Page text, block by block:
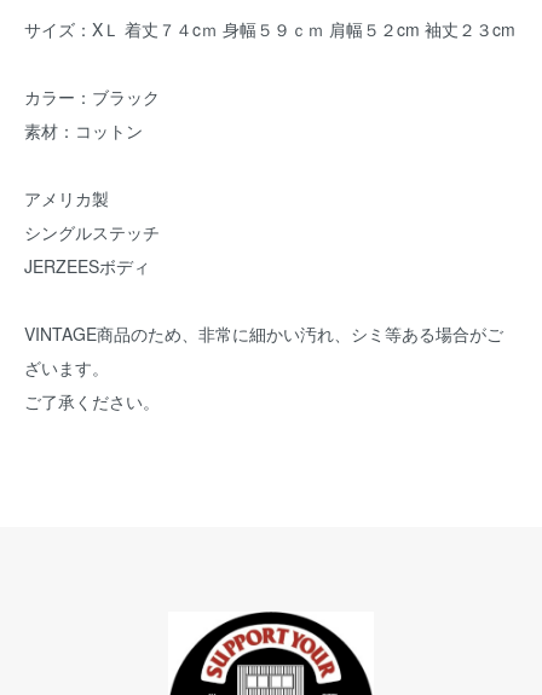
サイズ：XＬ 着丈７４cｍ 身幅５９ｃｍ 肩幅５２cm 袖丈２３cm
カラー：ブラック
素材：コットン
アメリカ製
シングルステッチ
JERZEESボディ
VINTAGE商品のため、非常に細かい汚れ、シミ等ある場合がご
ざいます。
ご了承ください。